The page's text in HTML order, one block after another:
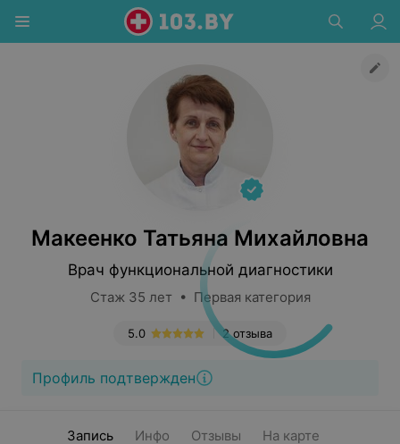
Макеенко Татьяна Михайловна
Врач функциональной диагностики
Стаж 35 лет • Первая категория
2 отзыва
5.0
Профиль подтвержден
Запись Инфо Отзывы На карте